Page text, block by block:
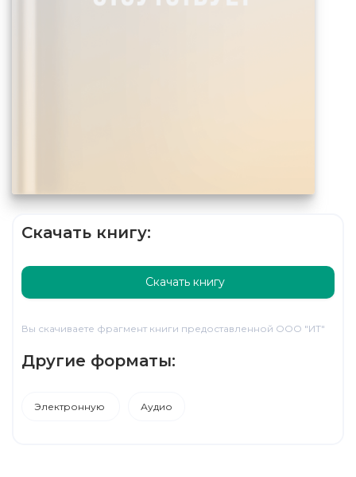
Скачать книгу:
Скачать книгу
Вы скачиваете фрагмент книги предоставленной ООО "ИТ"
Другие форматы:
Электронную Аудио